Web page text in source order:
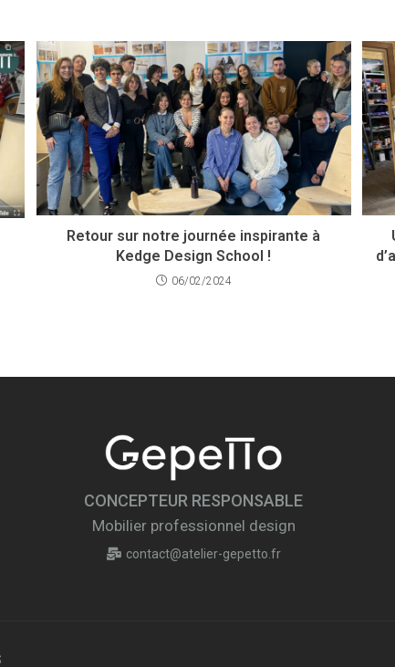
Retour sur notre journée inspirante à
Kedge Design School !
06/02/2024
CONCEPTEUR RESPONSABLE
Mobilier professionnel design
contact@atelier-gepetto.fr